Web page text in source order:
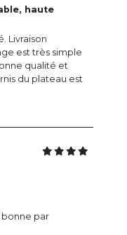
haute
Livraison
est très simple
qualité et
du plateau est
bonne par